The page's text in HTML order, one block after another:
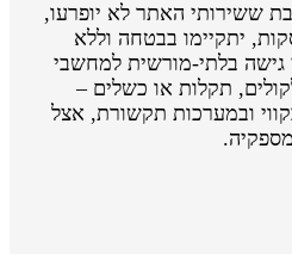
ששירותי האתר לא יופרעו,
יתקיימו בבטחה וללא
גישה בלתי-מורשית למחשבי
תקלות או כשלים –
ובמערכות תקשורת, אצל